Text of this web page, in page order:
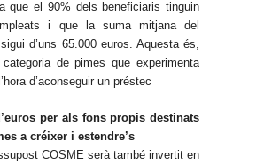
que el 90% dels beneficiaris tinguin
i que la suma mitjana del
d’uns 65.000 euros. Aquesta és,
de pimes que experimenta
d’aconseguir un préstec
per als fons propis destinats
a créixer i estendre’s
COSME serà també invertit en